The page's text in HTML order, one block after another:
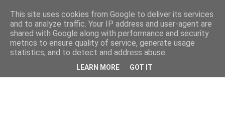
This site uses cookies from Google to deliver its services
and to analyze traffic. Your IP address and user-agent are
shared with Google along with performance and security
metrics to ensure quality of service, generate usage
statistics, and to detect and address abuse.
LEARN MORE GOT IT